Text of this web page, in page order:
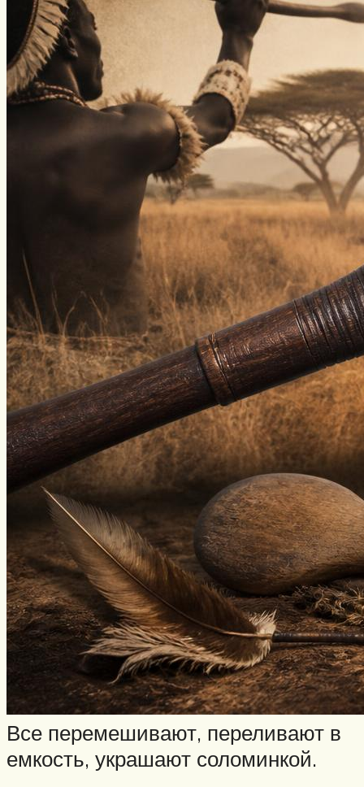
Все перемешивают, переливают в
емкость, украшают соломинкой.